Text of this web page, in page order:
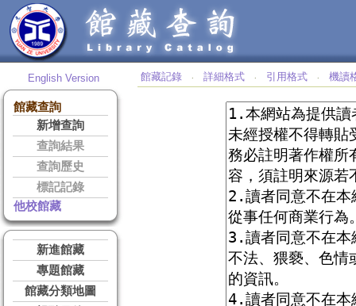
English Version
館藏查詢
新增查詢
查詢結果
查詢歷史
標記記錄
他校館藏
新進館藏
專題館藏
館藏分類地圖
館藏記錄 ‧ 詳細格式 ‧ 引用格式 ‧ 機讀